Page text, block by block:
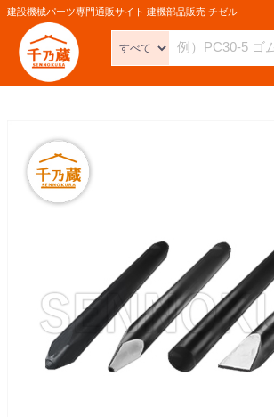
建設機械パーツ専門通販サイト 建機部品販売 チゼル